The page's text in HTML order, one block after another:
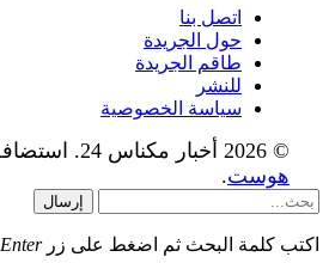
اتصل بنا
حول الجريدة
طاقم الجريدة
للنشر
سياسة الخصوصية
© 2026 أخبار مكناس 24. استضافة وتطوير
هوست.
إرسال
اكتب كلمة البحث ثم اضغط على زرEnter